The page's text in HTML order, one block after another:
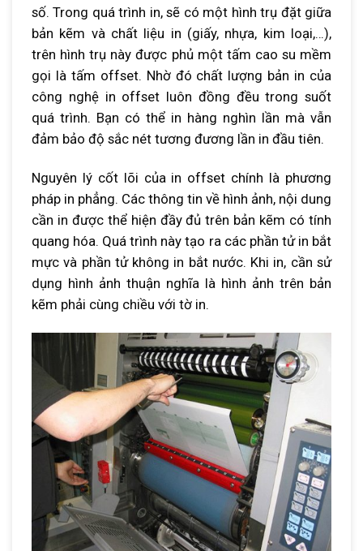
số. Trong quá trình in, sẽ có một hình trụ đặt giữa
bản kẽm và chất liệu in (giấy, nhựa, kim loại,…),
trên hình trụ này được phủ một tấm cao su mềm
gọi là tấm offset. Nhờ đó chất lượng bản in của
công nghệ in offset luôn đồng đều trong suốt
quá trình. Bạn có thể in hàng nghìn lần mà vẫn
đảm bảo độ sắc nét tương đương lần in đầu tiên.
Nguyên lý cốt lõi của in offset chính là phương
pháp in phẳng. Các thông tin về hình ảnh, nội dung
cần in được thể hiện đầy đủ trên bản kẽm có tính
quang hóa. Quá trình này tạo ra các phần tử in bắt
mực và phần tử không in bắt nước. Khi in, cần sử
dụng hình ảnh thuận nghĩa là hình ảnh trên bản
kẽm phải cùng chiều với tờ in.